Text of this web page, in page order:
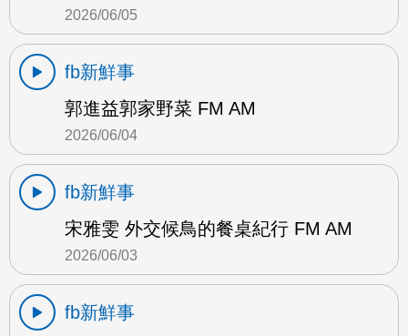
2026/06/05
fb新鮮事
郭進益郭家野菜 FM AM
2026/06/04
fb新鮮事
宋雅雯 外交候鳥的餐桌紀行 FM AM
2026/06/03
fb新鮮事